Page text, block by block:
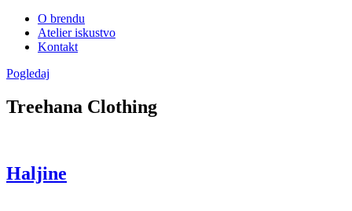
O brendu
Atelier iskustvo
Kontakt
Pogledaj
Treehana Clothing
Haljine